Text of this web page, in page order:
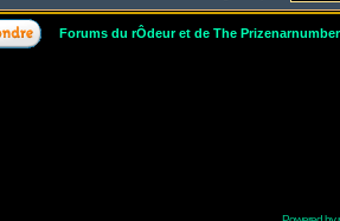
Forums du rÔdeur et de The